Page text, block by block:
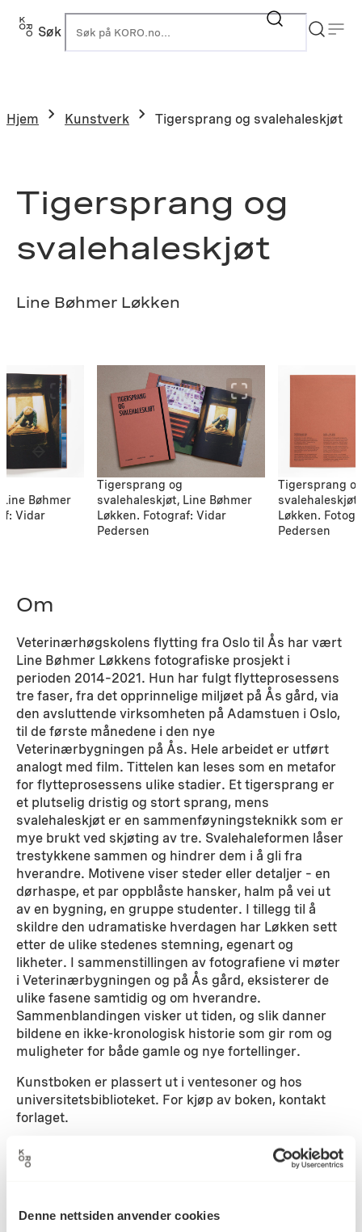
Denne nettsiden anvender cookies
Hopp
Søk
Hjem Kunstverk Tigersprang og svalehaleskjøt
Tigersprang og
svalehaleskjøt
Line Bøhmer Løkken
Bøhmer
Vidar
Tigersprang og
svalehaleskjøt, Line Bøhmer
Løkken. Fotograf: Vidar
Pedersen
Tigersprang
Løkken.
Pedersen
Om
Veterinærhøgskolens flytting fra Oslo til Ås har vært
Line Bøhmer Løkkens fotografiske prosjekt i
perioden 2014–2021. Hun har fulgt flytteprosessens
tre faser, fra det opprinnelige miljøet på Ås gård, via
den avsluttende virksomheten på Adamstuen i Oslo,
til de første månedene i den nye
Veterinærbygningen på Ås. Hele arbeidet er utført
analogt med film. Tittelen kan leses som en metafor
for flytteprosessens ulike stadier. Et tigersprang er
et plutselig dristig og stort sprang, mens
svalehaleskjøt er en sammenføyningsteknikk som er
mye brukt ved skjøting av tre. Svalehaleformen låser
trestykkene sammen og hindrer dem i å gli fra
hverandre. Motivene viser steder eller detaljer – en
dørhaspe, et par oppblåste hansker, halm på vei ut
av en bygning, en gruppe studenter. I tillegg til å
skildre den udramatiske hverdagen har Løkken sett
etter de ulike stedenes stemning, egenart og
likheter. I sammenstillingen av fotografiene vi møter
i Veterinærbygningen og på Ås gård, eksisterer de
ulike fasene samtidig og om hverandre.
Sammenblandingen visker ut tiden, og slik danner
bildene en ikke-kronologisk historie som gir rom og
muligheter for både gamle og nye fortellinger.
Kunstboken er plassert ut i ventesoner og hos
universitetsbiblioteket. For kjøp av boken, kontakt
forlaget.
Fotograf og design: Line Bøhmer Løkken
Omslag: Wibalin Recycled Arizona